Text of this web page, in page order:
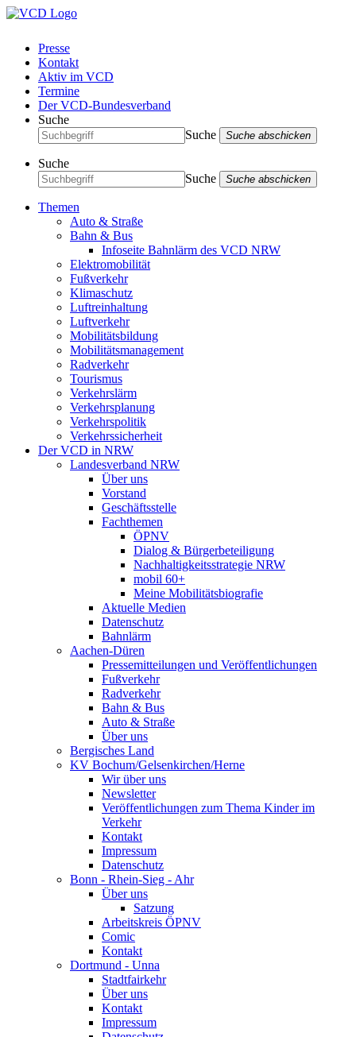
Presse
Kontakt
Aktiv im VCD
Termine
Der VCD-Bundesverband
Suche
Suche
Suche abschicken
Suche
Suche
Suche abschicken
Themen
Auto & Straße
Bahn & Bus
Infoseite Bahnlärm des VCD NRW
Elektromobilität
Fußverkehr
Klimaschutz
Luftreinhaltung
Luftverkehr
Mobilitätsbildung
Mobilitätsmanagement
Radverkehr
Tourismus
Verkehrslärm
Verkehrsplanung
Verkehrspolitik
Verkehrssicherheit
Der VCD in NRW
Landesverband NRW
Über uns
Vorstand
Geschäftsstelle
Fachthemen
ÖPNV
Dialog & Bürgerbeteiligung
Nachhaltigkeitsstrategie NRW
mobil 60+
Meine Mobilitätsbiografie
Aktuelle Medien
Datenschutz
Bahnlärm
Aachen-Düren
Pressemitteilungen und Veröffentlichungen
Fußverkehr
Radverkehr
Bahn & Bus
Auto & Straße
Über uns
Bergisches Land
KV Bochum/Gelsenkirchen/Herne
Wir über uns
Newsletter
Veröffentlichungen zum Thema Kinder im
Verkehr
Kontakt
Impressum
Datenschutz
Bonn - Rhein-Sieg - Ahr
Über uns
Satzung
Arbeitskreis ÖPNV
Comic
Kontakt
Dortmund - Unna
Stadtfairkehr
Über uns
Kontakt
Impressum